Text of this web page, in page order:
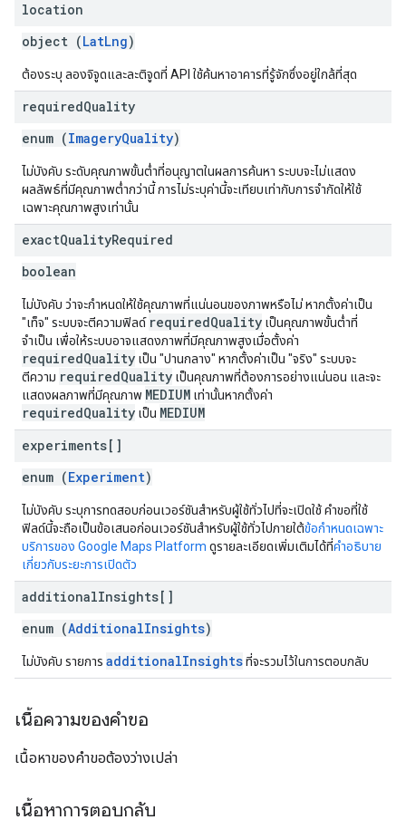
location
object (LatLng)
ต้องระบุ ลองจิจูดและละติจูดที่ API ใช้ค้นหาอาคารที่รู้จักซึ่งอยู่ใกล้ที่สุด
requiredQuality
enum (ImageryQuality)
ไม่บังคับ ระดับคุณภาพขั้นต่ำที่อนุญาตในผลการค้นหา ระบบจะไม่แสดง
ผลลัพธ์ที่มีคุณภาพต่ำกว่านี้ การไม่ระบุค่านี้จะเทียบเท่ากับการจำกัดให้ใช้
เฉพาะคุณภาพสูงเท่านั้น
exactQualityRequired
boolean
ไม่บังคับ ว่าจะกำหนดให้ใช้คุณภาพที่แน่นอนของภาพหรือไม่ หากตั้งค่าเป็น
"เท็จ" ระบบจะตีความฟิลด์ requiredQuality เป็นคุณภาพขั้นต่ำที่
จำเป็น เพื่อให้ระบบอาจแสดงภาพที่มีคุณภาพสูงเมื่อตั้งค่า
requiredQuality เป็น "ปานกลาง" หากตั้งค่าเป็น "จริง" ระบบจะ
ตีความ requiredQuality เป็นคุณภาพที่ต้องการอย่างแน่นอน และจะ
แสดงผลภาพที่มีคุณภาพ MEDIUM เท่านั้นหากตั้งค่า
requiredQuality เป็น MEDIUM
experiments[]
enum (Experiment)
ไม่บังคับ ระบุการทดสอบก่อนเวอร์ชันสำหรับผู้ใช้ทั่วไปที่จะเปิดใช้ คำขอที่ใช้
ฟิลด์นี้จะถือเป็นข้อเสนอก่อนเวอร์ชันสำหรับผู้ใช้ทั่วไปภายใต้ข้อกำหนดเฉพาะ
บริการของ Google Maps Platform ดูรายละเอียดเพิ่มเติมได้ที่คำอธิบาย
เกี่ยวกับระยะการเปิดตัว
additionalInsights[]
enum (AdditionalInsights)
ไม่บังคับ รายการ additionalInsightsที่จะรวมไว้ในการตอบกลับ
เนื้อความของคำขอ
เนื้อหาของคำขอต้องว่างเปล่า
เนื้อหาการตอบกลับ